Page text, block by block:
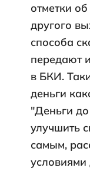
отметки
другого
способа
передают
в БКИ.
деньги
"Деньги
улучшить
самым,